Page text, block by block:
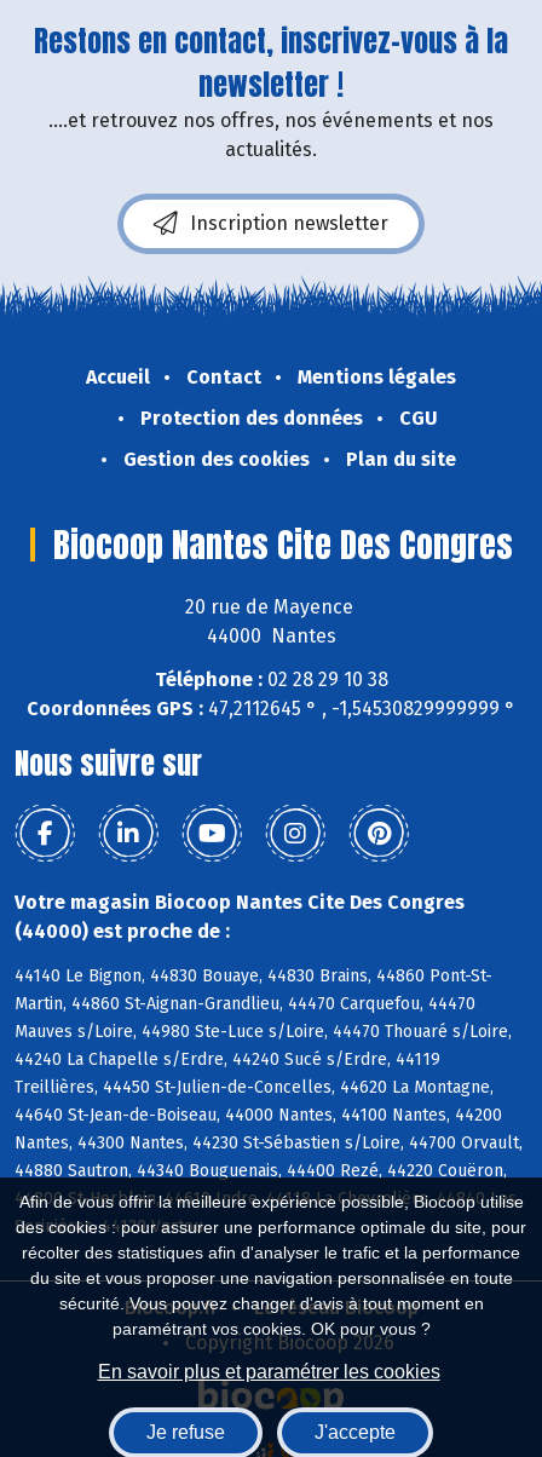
Afin de vous offrir la meilleure expérience possible, Biocoop utilise
des cookies : pour assurer une performance optimale du site, pour
récolter des statistiques afin d'analyser le trafic et la performance
du site et vous proposer une navigation personnalisée en toute
sécurité. Vous pouvez changer d'avis à tout moment en
paramétrant vos cookies. OK pour vous ?
En savoir plus et paramétrer les cookies
Je refuse J'accepte
Restons en contact, inscrivez-vous à la
newsletter !
....et retrouvez nos offres, nos événements et nos
actualités.
Inscription newsletter
Accueil Contact
Mentions légales
Protection des données
CGU
Gestion des cookies
Plan du site
Biocoop Nantes Cite Des Congres
20 rue de Mayence
44000 Nantes
Téléphone :02 28 29 10 38
Coordonnées GPS : 47,2112645 ° , -1,54530829999999 °
Nous suivre sur
Votre magasin Biocoop Nantes Cite Des Congres
(44000) est proche de :
44140 Le Bignon, 44830 Bouaye, 44830 Brains, 44860 Pont-St-
Martin, 44860 St-Aignan-Grandlieu, 44470 Carquefou, 44470
Mauves s/Loire, 44980 Ste-Luce s/Loire, 44470 Thouaré s/Loire,
44240 La Chapelle s/Erdre, 44240 Sucé s/Erdre, 44119
Treillières, 44450 St-Julien-de-Concelles, 44620 La Montagne,
44640 St-Jean-de-Boiseau, 44000 Nantes, 44100 Nantes, 44200
Nantes, 44300 Nantes, 44230 St-Sébastien s/Loire, 44700 Orvault,
44880 Sautron, 44340 Bouguenais, 44400 Rezé, 44220 Couëron,
44800 St-Herblain, 44610 Indre, 44118 La Chevrolière, 44840 Les
Sorinières, 44120 Vertou
Biocoop.fr
Le réseau Biocoop
Copyright Biocoop 2026